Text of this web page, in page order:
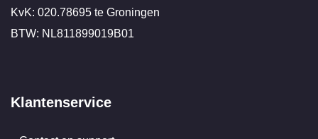
KvK: 020.78695 te Groningen
BTW: NL811899019B01
Klantenservice